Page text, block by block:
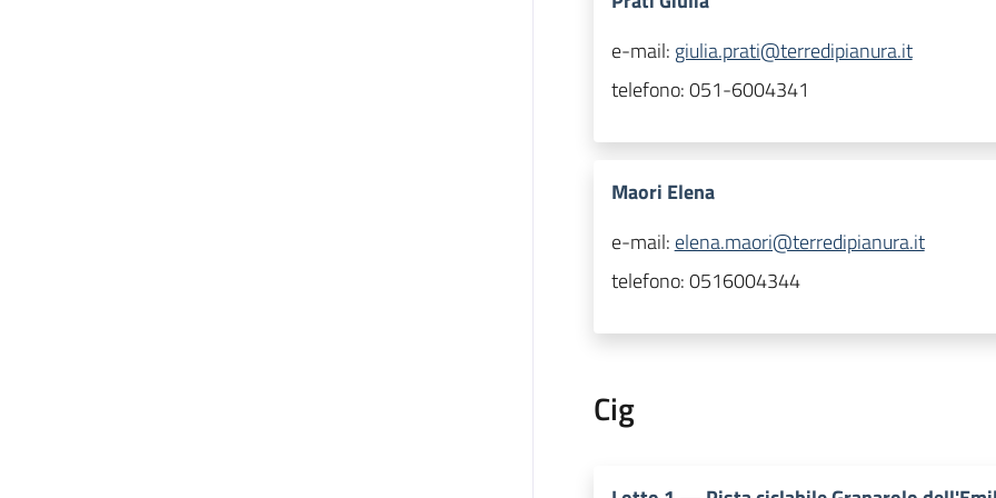
e-mail: giulia.prati@terredipianura.it
telefono:051-6004341
Maori Elena
e-mail: elena.maori@terredipianura.it
telefono:0516004344
Cig